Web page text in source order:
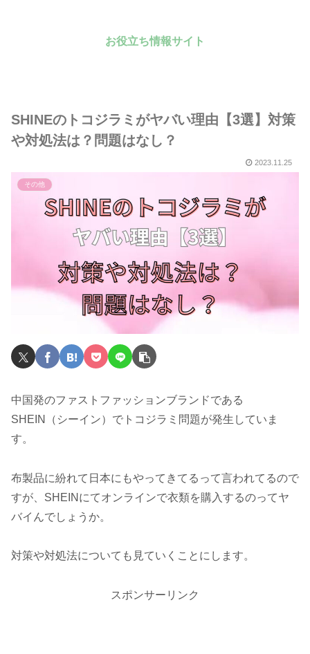
お役立ち情報サイト
SHINEのトコジラミがヤバい理由【3選】対策
や対処法は？問題はなし？
2023.11.25
その他
中国発のファストファッションブランドである
SHEIN（シーイン）でトコジラミ問題が発生していま
す。
布製品に紛れて日本にもやってきてるって言われてるので
すが、SHEINにてオンラインで衣類を購入するのってヤ
バイんでしょうか。
対策や対処法についても見ていくことにします。
スポンサーリンク